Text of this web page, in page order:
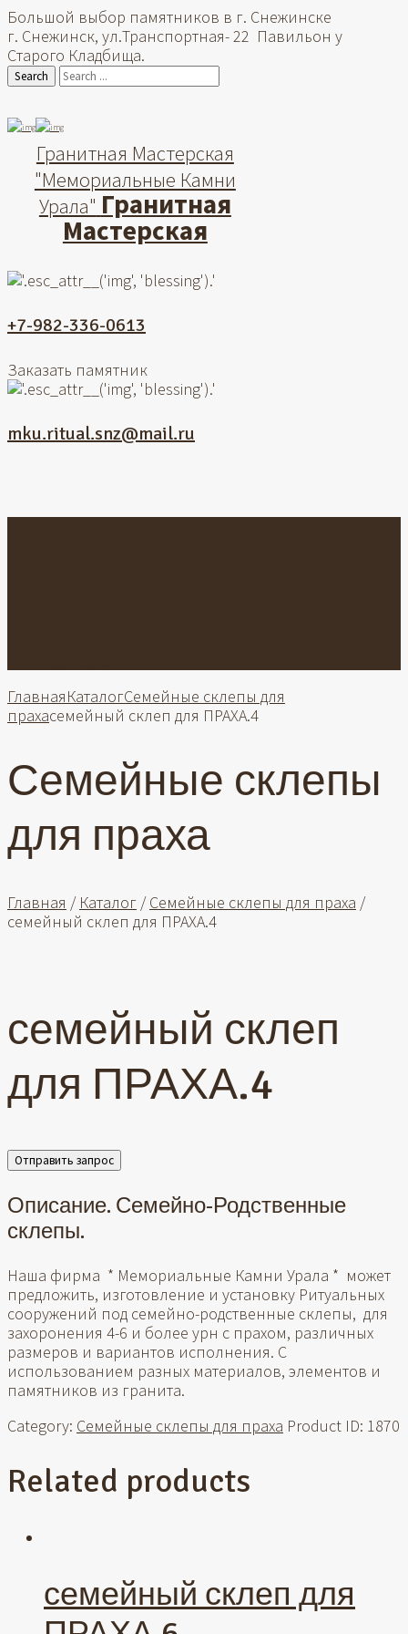
Большой выбор памятников в г. Снежинске
г. Снежинск, ул.Транспортная- 22 Павильон у
Старого Кладбища.
Search
Гранитная Мастерская
"Мемориальные Камни
Урала" Гранитная
Мастерская
+7-982-336-0613
Заказать памятник
mku.ritual.snz@mail.ru
ГлавнаяКаталогСемейные склепы для
прахасемейный склеп для ПРАХА.4
Семейные склепы
для праха
Главная / Каталог /Семейные склепы для праха /
семейный склеп для ПРАХА.4
семейный склеп
для ПРАХА.4
Отправить запрос
Описание. Семейно-Родственные
склепы.
Наша фирма * Мемориальные Камни Урала * может
предложить, изготовление и установку Ритуальных
сооружений под семейно-родственные склепы, для
захоронения 4-6 и более урн с прахом, различных
размеров и вариантов исполнения. С
использованием разных материалов, элементов и
памятников из гранита.
Category: Семейные склепы для праха Product ID: 1870
Related products
семейный склеп для